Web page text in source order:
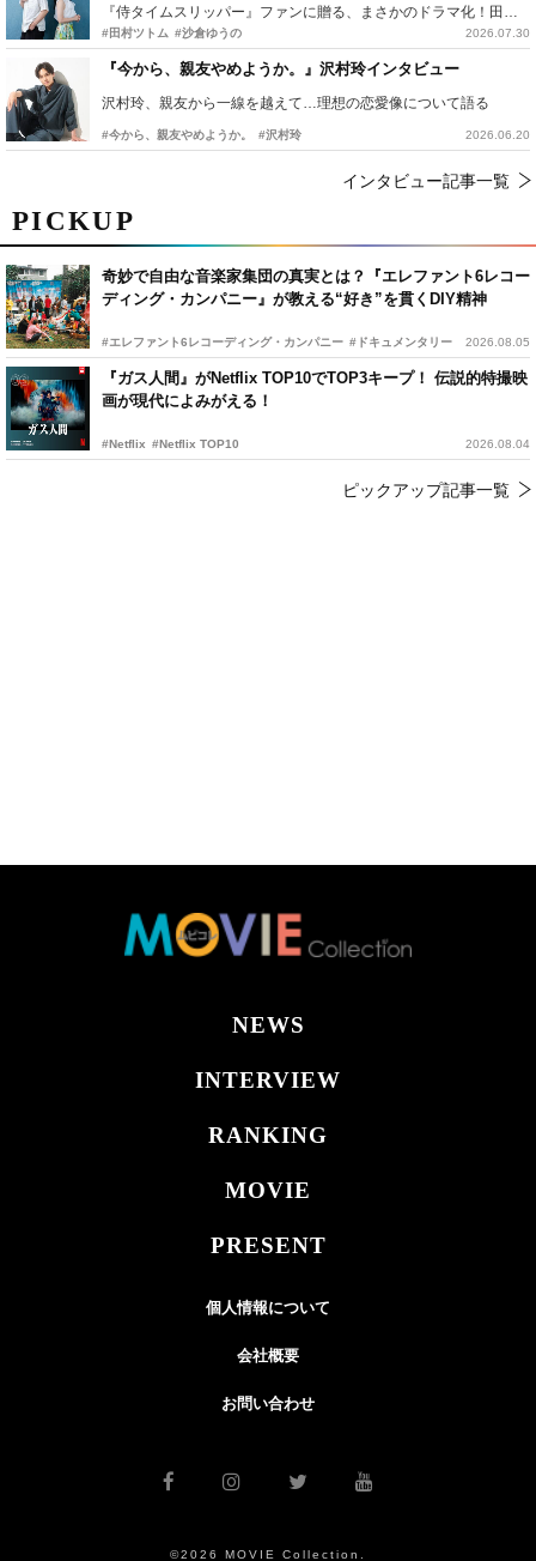
PICKUP
奇妙で自由な音楽家集団の真実とは？『エレファント6レコー
ディング・カンパニー』が教える“好き”を貫くDIY精神
#エレファント6レコーディング・カンパニー #ドキュメンタリー 2026.08.05
『ガス人間』がNetflix TOP10でTOP3キープ！ 伝説的特撮映
画が現代によみがえる！
#Netflix #Netflix TOP10 2026.08.04
ピックアップ記事一覧
『侍タイムスリッパー』ファンに贈る、まさかのドラマ化！田村ツトム×沙倉ゆうのが語る『心配無用ノ介』撮影秘話
#田村ツトム #沙倉ゆうの 2026.07.30
『今から、親友やめようか。』沢村玲インタビュー
沢村玲、親友から一線を越えて…理想の恋愛像について語る
#今から、親友やめようか。 #沢村玲 2026.06.20
インタビュー記事一覧
NEWS
INTERVIEW
RANKING
MOVIE
PRESENT
個人情報について
会社概要
お問い合わせ
©2026 MOVIE Collection.